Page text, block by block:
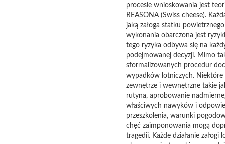
procesie wnioskowania jest
REASONA (Swiss cheese).
jaką załoga statku
wykonania obarczona jest
tego ryzyka odbywa się na
podejmowanej decyzji. Mimo
sformalizowanych procedur
wypadków lotniczych. Niektóre
zewnętrze i wewnętrzne takie
rutyna, aprobowanie
właściwych nawyków i
przeszkolenia, warunki
chęć zaimponowania mogą
tragedii. Każde działanie załogi